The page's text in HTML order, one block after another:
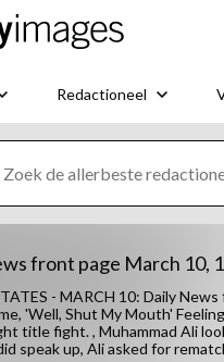
Redactioneel
front page March 10,
- MARCH 10: Daily
'Well, Shut My Mouth'
title fight. , Muhammad Ali
speak up, Ali asked for